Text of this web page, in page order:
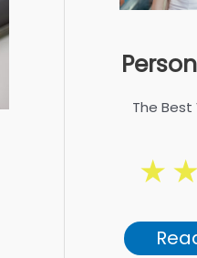
The Best
★★